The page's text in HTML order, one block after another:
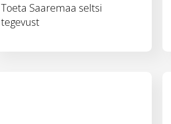
Toeta Saaremaa seltsi
tegevust